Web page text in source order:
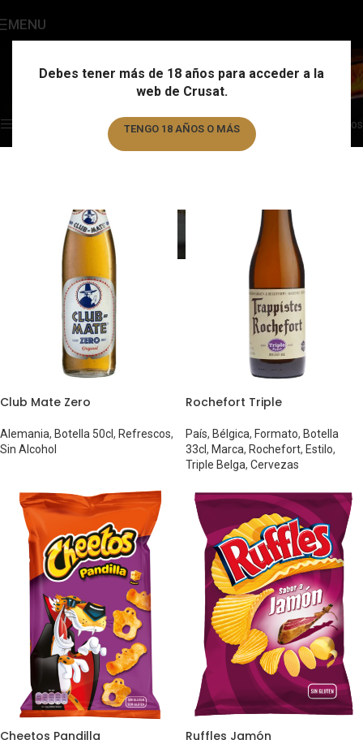
Debes tener más de 18 años para acceder a la
web de Crusat.
TENGO 18 AÑOS O MÁS
MENU Estilo
Showing 1–12 of 178 results
Filtros
Club Mate Zero
Alemania, Botella 50cl, Refrescos,
Sin Alcohol
Rochefort Triple
País, Bélgica, Formato, Botella
33cl, Marca, Rochefort, Estilo,
Triple Belga, Cervezas
Cheetos Pandilla Ruffles Jamón